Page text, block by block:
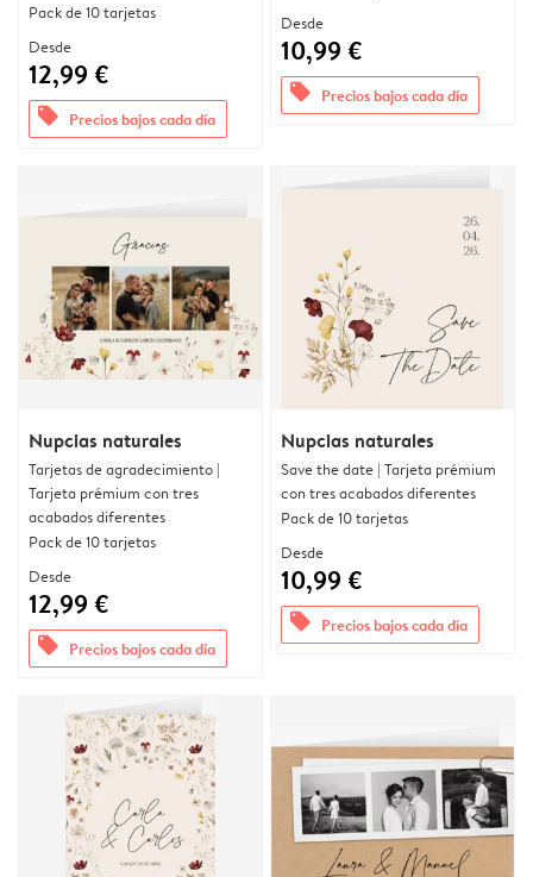
Pack de 10 tarjetas
Desde
12,99 €
offers Precios bajos cada día
Desde
10,99 €
offers Precios bajos cada día
Nupcias naturales
Tarjetas de agradecimiento |
Tarjeta prémium con tres
acabados diferentes
Pack de 10 tarjetas
Desde
12,99 €
offers Precios bajos cada día
Nupcias naturales
Save the date | Tarjeta prémium
con tres acabados diferentes
Pack de 10 tarjetas
Desde
10,99 €
offers Precios bajos cada día